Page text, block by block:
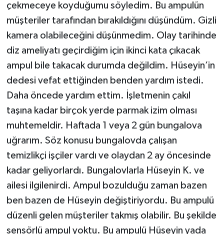
çekmeceye koyduğumu söyledim. Bu ampulün
müşteriler tarafından bırakıldığını düşündüm. Gizli
kamera olabileceğini düşünmedim. Olay tarihinde
diz ameliyatı geçirdiğim için ikinci kata çıkacak
ampul bile takacak durumda değildim. Hüseyin’in
dedesi vefat ettiğinden benden yardım istedi.
Daha öncede yardım ettim. İşletmenin çakıl
taşına kadar birçok yerde parmak izim olması
muhtemeldir. Haftada 1 veya 2 gün bungalova
uğrarım. Söz konusu bungalovda çalışan
temizlikçi işçiler vardı ve olaydan 2 ay öncesinde
kadar geliyorlardı. Bungalovlarla Hüseyin K. ve
ailesi ilgilenirdi. Ampul bozulduğu zaman bazen
ben bazen de Hüseyin değiştiriyordu. Bu ampulü
düzenli gelen müşteriler takmış olabilir. Bu şekilde
sensörlü ampul yoktu. Bu ampulü Hüseyin yada